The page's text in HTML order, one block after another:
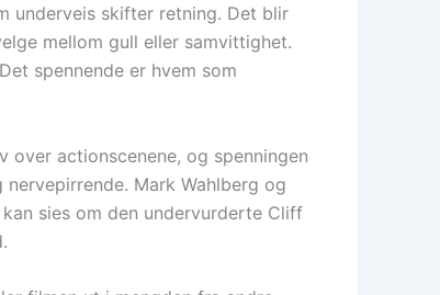
underveis skifter retning. Det blir
mellom gull eller samvittighet.
spennende er hvem som
over actionscenene, og spenningen
Mark Wahlberg og
sies om den undervurderte Cliff